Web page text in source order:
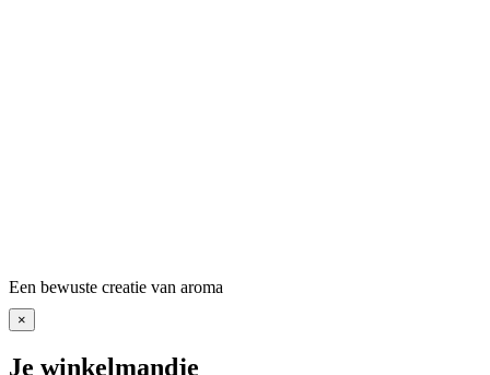
Een bewuste creatie van aroma
×
Je winkelmandje